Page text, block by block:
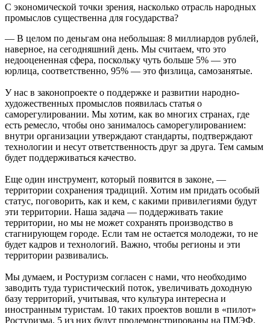
С экономической точки зрения, насколько отрасль народных
промыслов существенна для государства?
— В целом по деньгам она небольшая: 8 миллиардов рублей,
наверное, на сегодняшний день. Мы считаем, что это
недооцененная сфера, поскольку чуть больше 5% — это
юрлица, соответственно, 95% — это физлица, самозанятые.
У нас в законопроекте о поддержке и развитии народно-
художественных промыслов появилась статья о
саморегулировании. Мы хотим, как во многих странах, где
есть ремесло, чтобы оно занималось саморегулированием:
внутри организации утверждают стандарты, подтверждают
технологии и несут ответственность друг за друга. Тем самым
будет поддерживаться качество.
Еще один инструмент, который появится в законе, —
территории сохранения традиций. Хотим им придать особый
статус, поговорить, как и кем, с какими привилегиями будут
эти территории. Наша задача — поддерживать такие
территории, но мы не может сохранять производство в
стагнирующем городе. Если там не остается молодежи, то не
будет кадров и технологий. Важно, чтобы регионы и эти
территории развивались.
Мы думаем, и Ростуризм согласен с нами, что необходимо
заводить туда туристический поток, увеличивать доходную
базу территорий, учитывая, что культура интересна и
иностранным туристам. 10 таких проектов вошли в «пилот»
Ростуризма, 5 из них будут продемонстрированы на ПМЭФ.